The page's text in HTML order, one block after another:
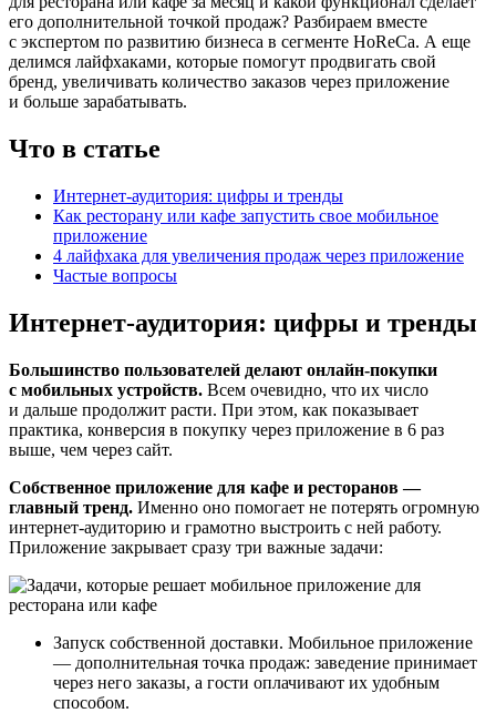
его дополнительной точкой продаж? Разбираем вместе
с экспертом по развитию бизнеса в сегменте HoReCa. А еще
делимся лайфхаками, которые помогут продвигать свой
бренд, увеличивать количество заказов через приложение
и больше зарабатывать.
Что в статье
Интернет‑аудитория: цифры и тренды
Как ресторану или кафе запустить свое мобильное
приложение
4 лайфхака для увеличения продаж через приложение
Частые вопросы
Интернет-аудитория: цифры и тренды
Большинство пользователей делают онлайн‑покупки
с мобильных устройств. Всем очевидно, что их число
и дальше продолжит расти. При этом, как показывает
практика, конверсия в покупку через приложение в 6 раз
выше, чем через сайт.
Собственное приложение для кафе и ресторанов —
главный тренд. Именно оно помогает не потерять огромную
интернет‑аудиторию и грамотно выстроить с ней работу.
Приложение закрывает сразу три важные задачи:
Запуск собственной доставки. Мобильное приложение
— дополнительная точка продаж: заведение принимает
через него заказы, а гости оплачивают их удобным
способом.